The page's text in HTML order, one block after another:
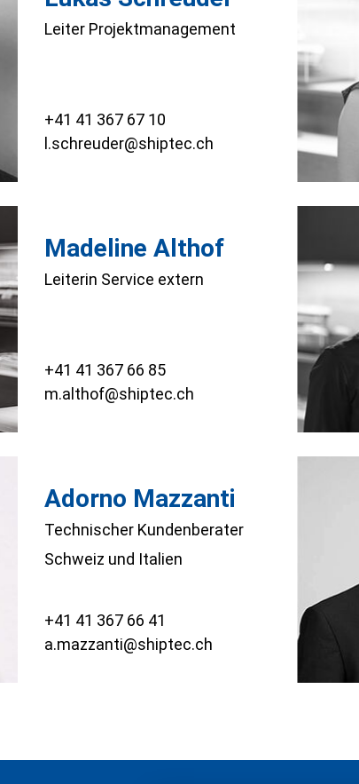
Leiter Projektmanagement
+41 41 367 67 10
l.schreuder@shiptec.ch
Madeline Althof
Leiterin Service extern
+41 41 367 66 85
m.althof@shiptec.ch
Adorno Mazzanti
Technischer Kundenberater
Schweiz und Italien
+41 41 367 66 41
a.mazzanti@shiptec.ch